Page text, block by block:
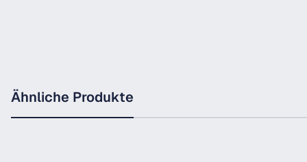
Ähnliche Produkte